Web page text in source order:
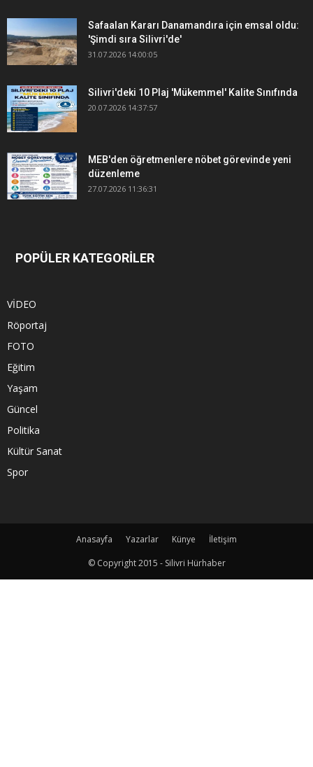
Safaalan Kararı Danamandıra için emsal oldu:
'Şimdi sıra Silivri'de'
31.07.2026 14:00:05
Silivri'deki 10 Plaj 'Mükemmel' Kalite Sınıfında
20.07.2026 14:37:57
MEB'den öğretmenlere nöbet görevinde yeni
düzenleme
27.07.2026 11:36:31
POPÜLER KATEGORİLER
VİDEO
Röportaj
FOTO
Eğitim
Yaşam
Güncel
Politika
Kültür Sanat
Spor
Anasayfa Yazarlar Künye
İletişim
© Copyright 2015 - Silivri Hürhaber